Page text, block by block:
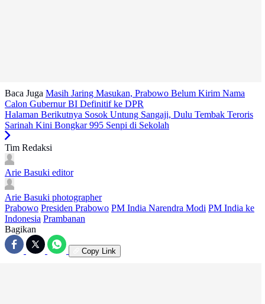
Baca Juga Masih Jaring Masukan, Prabowo Belum Kirim Nama
Calon Gubernur BI Definitif ke DPR
Halaman Berikutnya Sosok Untung Sangaji, Dulu Tembak Teroris
Sarinah Kini Bongkar 995 Senpi di Sekolah
Tim Redaksi
Arie Basuki editor
Arie Basuki photographer
Prabowo Presiden Prabowo PM India Narendra Modi PM India ke
Indonesia Prambanan
Bagikan
Copy Link